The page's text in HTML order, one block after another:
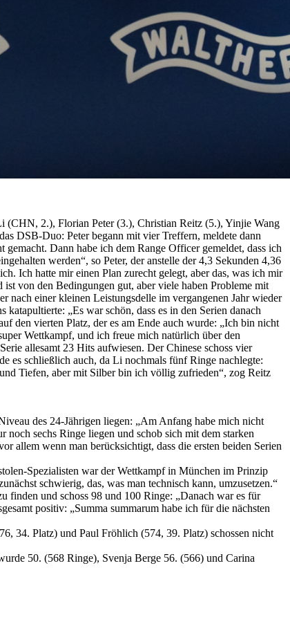
(CHN, 2.), Florian Peter (3.), Christian Reitz (5.), Yinjie Wang
DSB-Duo: Peter begann mit vier Treffern, meldete dann
Dann habe ich dem Range Officer gemeldet, dass ich
werden“, so Peter, der anstelle der 4,3 Sekunden 4,36
Ich hatte mir einen Plan zurecht gelegt, aber das, was ich mir
von den Bedingungen gut, aber viele haben Probleme mit
nach einer kleinen Leistungsdelle im vergangenen Jahr wieder
„Es war schön, dass es in den Serien danach
den vierten Platz, der es am Ende auch wurde: „Ich bin nicht
Wettkampf, und ich freue mich natürlich über den
allesamt 23 Hits aufwiesen. Der Chinese schoss vier
es schließlich auch, da Li nochmals fünf Ringe nachlegte:
Tiefen, aber mit Silber bin ich völlig zufrieden“, zog Reitz
des 24-Jährigen liegen: „Am Anfang habe mich nicht
sechs Ringe liegen und schob sich mit dem starken
allem wenn man berücksichtigt, dass die ersten beiden Serien
Spezialisten war der Wettkampf in München im Prinzip
schwierig, das, was man technisch kann, umzusetzen.“
finden und schoss 98 und 100 Ringe: „Danach war es für
positiv: „Summa summarum habe ich für die nächsten
34. Platz) und Paul Fröhlich (574, 39. Platz) schossen nicht
50. (568 Ringe), Svenja Berge 56. (566) und Carina